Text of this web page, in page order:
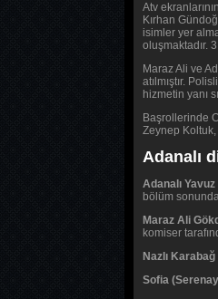
Atv
Kırhan
isimler yer
oluşmaktadır.
Maraz Ali ve
atılmıştır.
hizmetin yanı
Başrollerinde
Zeynep Koltuk,
Adanalı
Adanalı
bölüm
Maraz Ali
komiser
Nazlı
Sofia